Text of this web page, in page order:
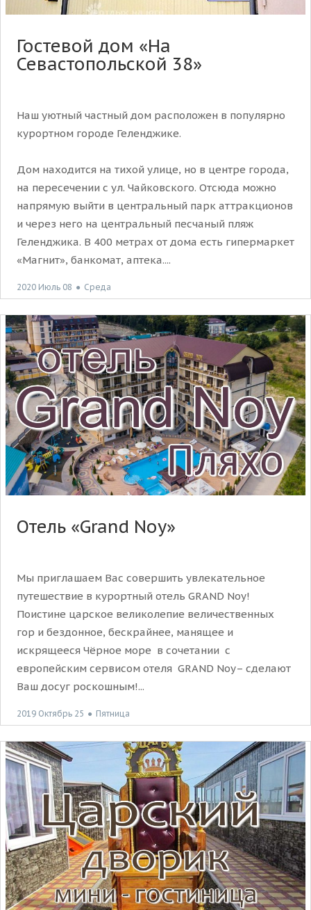
Гостевой дом «На
Севастопольской 38»
Наш уютный частный дом расположен в популярно
курортном городе Геленджике.
Дом находится на тихой улице, но в центре города,
на пересечении с ул. Чайковского. Отсюда можно
напрямую выйти в центральный парк аттракционов
и через него на центральный песчаный пляж
Геленджика. В 400 метрах от дома есть гипермаркет
«Магнит», банкомат, аптека....
2020 Июль 08 ● Среда
Отель «Grand Noy»
Мы приглашаем Вас совершить увлекательное
путешествие в курортный отель GRAND Noy!
Поистине царское великолепие величественных
гор и бездонное, бескрайнее, манящее и
искрящееся Чёрное море в сочетании с
европейским сервисом отеля GRAND Noy– сделают
Ваш досуг роскошным!...
2019 Октябрь 25 ● Пятница